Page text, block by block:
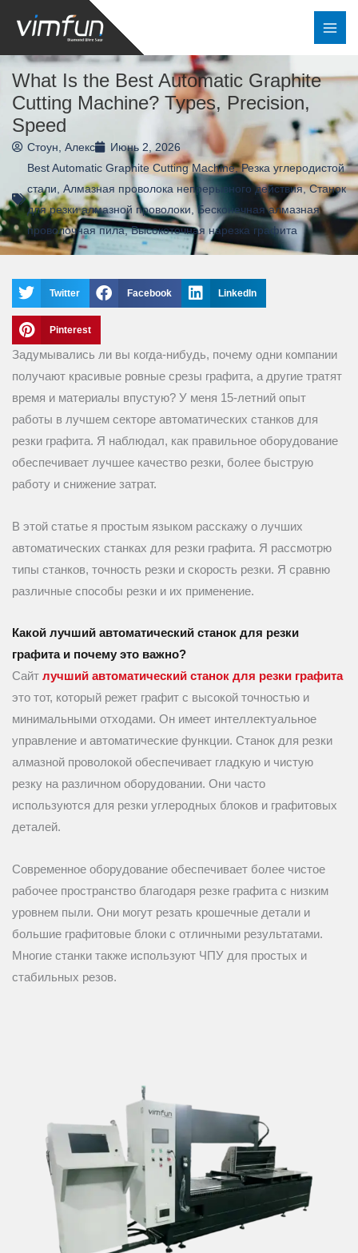
содержимому
What Is the Best Automatic Graphite
Cutting Machine? Types, Precision,
Speed
Стоун, Алекс
Июнь 2, 2026
Best Automatic Graphite Cutting Machine,Резка углеродистой
стали Алмазная проволока непрерывного действия,Станок
для резки алмазной проволоки ,Бесконечная алмазная
проволочная пила,Высокоточная нарезка графита
Twitter Facebook LinkedIn
Pinterest
Задумывались ли вы когда-нибудь, почему одни компании
получают красивые ровные срезы графита, а другие тратят
время и материалы впустую? У меня 15-летний опыт
работы в лучшем секторе автоматических станков для
резки графита. Я наблюдал, как правильное оборудование
обеспечивает лучшее качество резки, более быструю
работу и снижение затрат.
В этой статье я простым языком расскажу о лучших
автоматических станках для резки графита. Я рассмотрю
типы станков, точность резки и скорость резки. Я сравню
различные способы резки и их применение.
Какой лучший автоматический станок для резки
графита и почему это важно?
Сайт лучший автоматический станок для резки графита
это тот, который режет графит с высокой точностью и
минимальными отходами. Он имеет интеллектуальное
управление и автоматические функции. Станок для резки
алмазной проволокой обеспечивает гладкую и чистую
резку на различном оборудовании. Они часто
используются для резки углеродных блоков и графитовых
деталей.
Современное оборудование обеспечивает более чистое
рабочее пространство благодаря резке графита с низким
уровнем пыли. Они могут резать крошечные детали и
большие графитовые блоки с отличными результатами.
Многие станки также используют ЧПУ для простых и
стабильных резов.